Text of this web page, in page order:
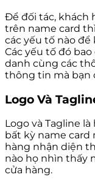
Để đối tác, khách
trên name card
các yếu tố nào
Các yếu tố đó
danh cùng các
thông tin mà bạn
Logo Và
Logo và Tagline
bất kỳ name card
hàng nhận diện
nào họ nhìn thấy
cửa hàng.